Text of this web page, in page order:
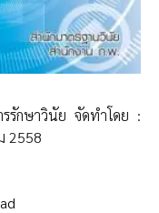
รักษาวินัย จัดทำโดย :
2558